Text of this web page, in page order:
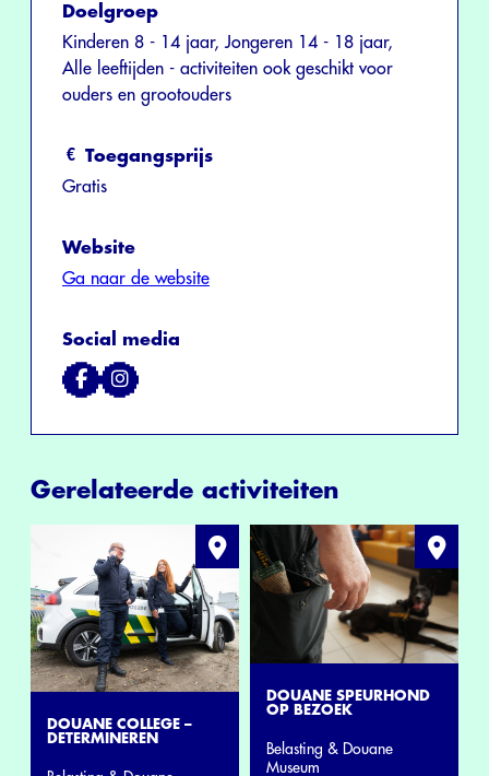
Doelgroep
Kinderen 8 - 14 jaar, Jongeren 14 - 18 jaar,
Alle leeftijden - activiteiten ook geschikt voor
ouders en grootouders
Toegangsprijs
Gratis
Website
Ga naar de website
Social media
Gerelateerde activiteiten
DOUANE COLLEGE –
DETERMINEREN
DOUANE SPEURHOND
OP BEZOEK
Belasting & Douane
Museum